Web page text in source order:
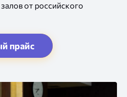
от российского